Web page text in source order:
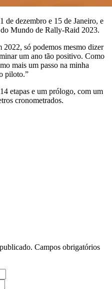
de dezembro e 15 de Janeiro, e
Mundo de Rally-Raid 2023.
só podemos mesmo dizer
um ano tão positivo. Como
mais um passo na minha
piloto.”
etapas e um prólogo, com um
cronometrados.
Campos obrigatórios